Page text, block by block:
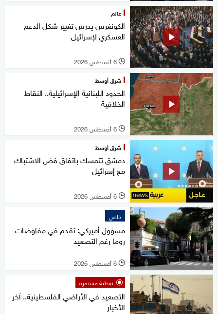
عالم
الكونغرس يدرس تغيير شكل الدعم
العسكري لإسرائيل
l 6 أغسطس 2026
شرق أوسط
الحدود اللبنانية الإسرائيلية.. النقاط
الخلافية
l 6 أغسطس 2026
شرق أوسط
دمشق تتمسك باتفاق فض الاشتباك
مع إسرائيل
l 6 أغسطس 2026
خاص
مسؤول أميركي: تقدم في مفاوضات
روما رغم التصعيد
l 6 أغسطس 2026
تغطية مستمرة
التصعيد في الأراضي الفلسطينية.. آخر
الأخبار